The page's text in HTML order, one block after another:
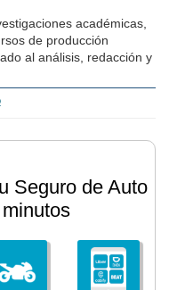
académicas,
de producción
al análisis, redacción y
Seguro de Auto